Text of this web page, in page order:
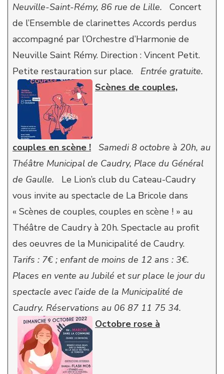
Neuville-Saint-Rémy, 86 rue de Lille. Concert
de l’Ensemble de clarinettes Accords perdus
accompagné par l’Orchestre d’Harmonie de
Neuville Saint Rémy. Direction : Vincent Petit.
Petite restauration sur place. Entrée gratuite.
Scènes de couples,
couples en scène !
Samedi 8 octobre à 20h, au
Théâtre Municipal de Caudry, Place du Général
de Gaulle. Le Lion’s club du Cateau-Caudry
vous invite au spectacle de La Bricole dans
« Scènes de couples, couples en scène ! » au
Théâtre de Caudry à 20h. Spectacle au profit
des oeuvres de la Municipalité de Caudry.
Tarifs : 7€ ; enfant de moins de 12 ans : 3€.
Places en vente au Jubilé et sur place le jour du
spectacle avec l’aide de la Municipalité de
Caudry. Réservations au 06 87 11 75 34.
Octobre rose à